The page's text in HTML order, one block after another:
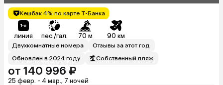
Кешбэк 4% по карте Т-Банка
линия пес./гал. 70 м 90 км
Двухкомнатные номера
Отзывы за этот год
Обновлен в 2024 году
Собственный пляж
от 140 996 ₽
25 февр. - 4 мар., 7 ночей